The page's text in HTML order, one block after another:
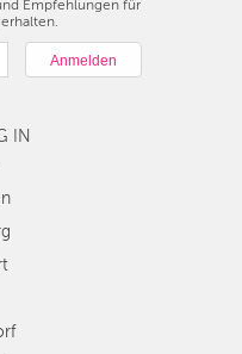
Empfehlungen für
IN